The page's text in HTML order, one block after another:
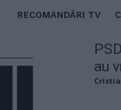
RECOMANDĂRI TV
au